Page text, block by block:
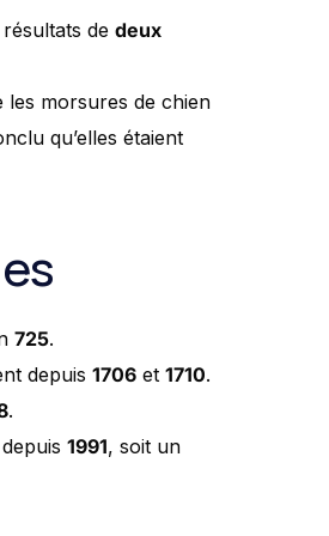
de deux
les morsures de chien
qu’elles étaient
725.
depuis 1706 et 1710.
.
1991, soit un